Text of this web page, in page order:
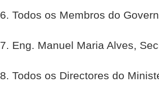
6. Todos os Membros do
7. Eng. Manuel Maria Alves,
8. Todos os Directores do